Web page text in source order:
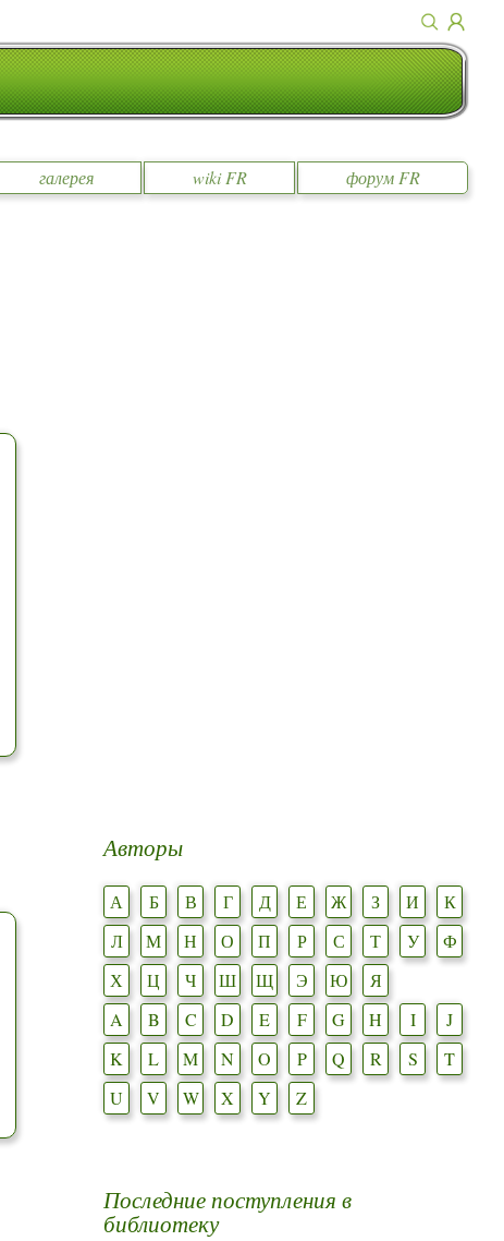
галерея wiki FR форум FR
Авторы
А Б В Г Д Е Ж З И
К
Л
М Н О П Р С Т У
Ф
Х
Ц Ч Ш Щ Э Ю
Я
A
B C D E F G H I
J
K
L M N O P Q R S
T
U
V W X Y Z
Последние поступления в
библиотеку